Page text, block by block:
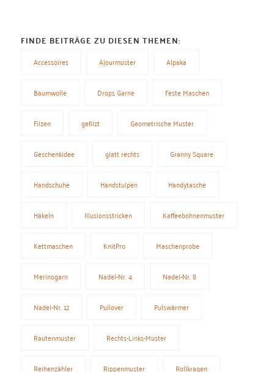
FINDE BEITRÄGE ZU DIESEN THEMEN:
Accessoires Ajourmuster Alpaka
Baumwolle Drops Garne Feste Maschen
Filzen gefilzt Geometrische Muster
Geschenkidee glatt rechts Granny Square
Handschuhe Handstulpen Handytasche
Häkeln Illusionsstricken Kaffeebohnenmuster
Kettmaschen KnitPro Maschenprobe
Merinogarn Nadel-Nr. 4 Nadel-Nr. 8
Nadel-Nr. 12 Pullover Pulswärmer
Rautenmuster Rechts-Links-Muster
Reihenzähler Rippenmuster Rollkragen